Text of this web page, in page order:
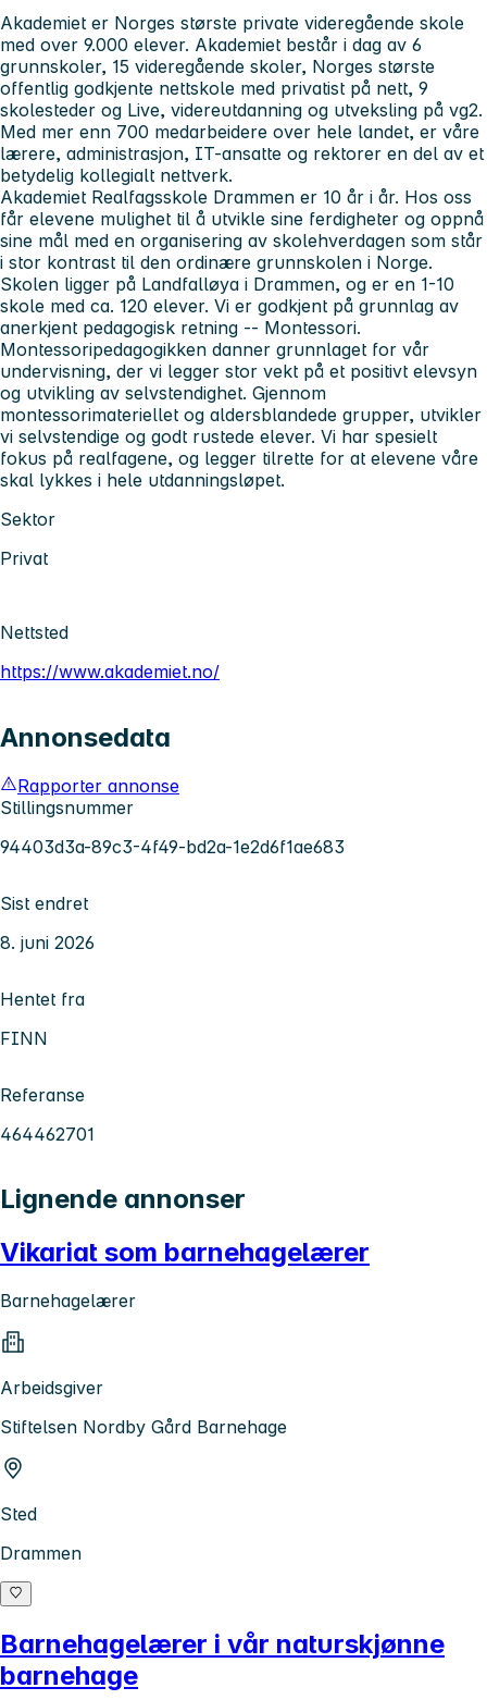
Akademiet er Norges største private videregående skole
med over 9.000 elever. Akademiet består i dag av 6
grunnskoler, 15 videregående skoler, Norges største
offentlig godkjente nettskole med privatist på nett, 9
skolesteder og Live, videreutdanning og utveksling på vg2.
Med mer enn 700 medarbeidere over hele landet, er våre
lærere, administrasjon, IT-ansatte og rektorer en del av et
betydelig kollegialt nettverk.
Akademiet Realfagsskole Drammen er 10 år i år. Hos oss
får elevene mulighet til å utvikle sine ferdigheter og oppnå
sine mål med en organisering av skolehverdagen som står
i stor kontrast til den ordinære grunnskolen i Norge.
Skolen ligger på Landfalløya i Drammen, og er en 1-10
skole med ca. 120 elever. Vi er godkjent på grunnlag av
anerkjent pedagogisk retning -- Montessori.
Montessoripedagogikken danner grunnlaget for vår
undervisning, der vi legger stor vekt på et positivt elevsyn
og utvikling av selvstendighet. Gjennom
montessorimateriellet og aldersblandede grupper, utvikler
vi selvstendige og godt rustede elever. Vi har spesielt
fokus på realfagene, og legger tilrette for at elevene våre
skal lykkes i hele utdanningsløpet.
Sektor
Privat
Nettsted
https://www.akademiet.no/
Annonsedata
Rapporter annonse
Stillingsnummer
94403d3a-89c3-4f49-bd2a-1e2d6f1ae683
Sist endret
8. juni 2026
Hentet fra
FINN
Referanse
464462701
Lignende annonser
Vikariat som barnehagelærer
Barnehagelærer
Arbeidsgiver
Stiftelsen Nordby Gård Barnehage
Sted
Drammen
Barnehagelærer i vår naturskjønne
barnehage